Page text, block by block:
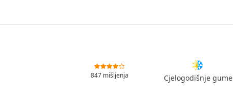
847 mišljenja Cjelogodišnje gume